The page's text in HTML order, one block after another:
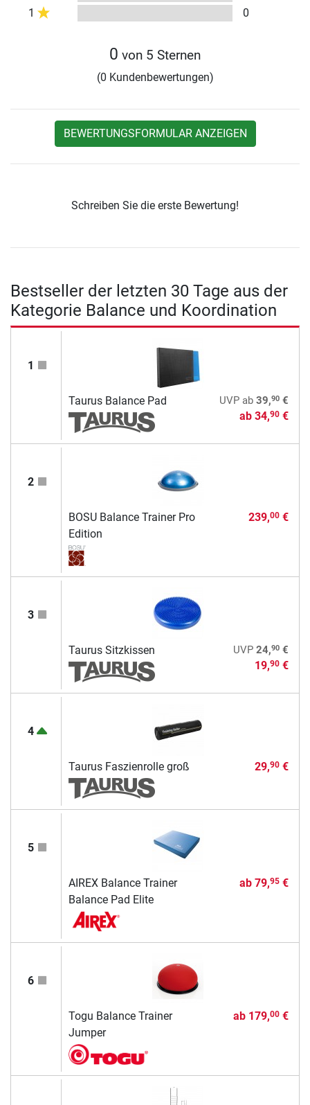
1 0
0 von 5 Sternen
(0 Kundenbewertungen)
BEWERTUNGSFORMULAR ANZEIGEN
Schreiben Sie die erste Bewertung!
Bestseller der letzten 30 Tage aus der
Kategorie Balance und Koordination
1
Taurus Balance Pad UVPab 39,90€
ab 34,90€
2
BOSU Balance Trainer Pro
Edition
239,00€
3
Taurus Sitzkissen UVP 24,90€
19,90€
4
Taurus Faszienrolle groß 29,90€
5
AIREX Balance Trainer
Balance Pad Elite
ab 79,95€
6
Togu Balance Trainer
Jumper
ab 179,00€